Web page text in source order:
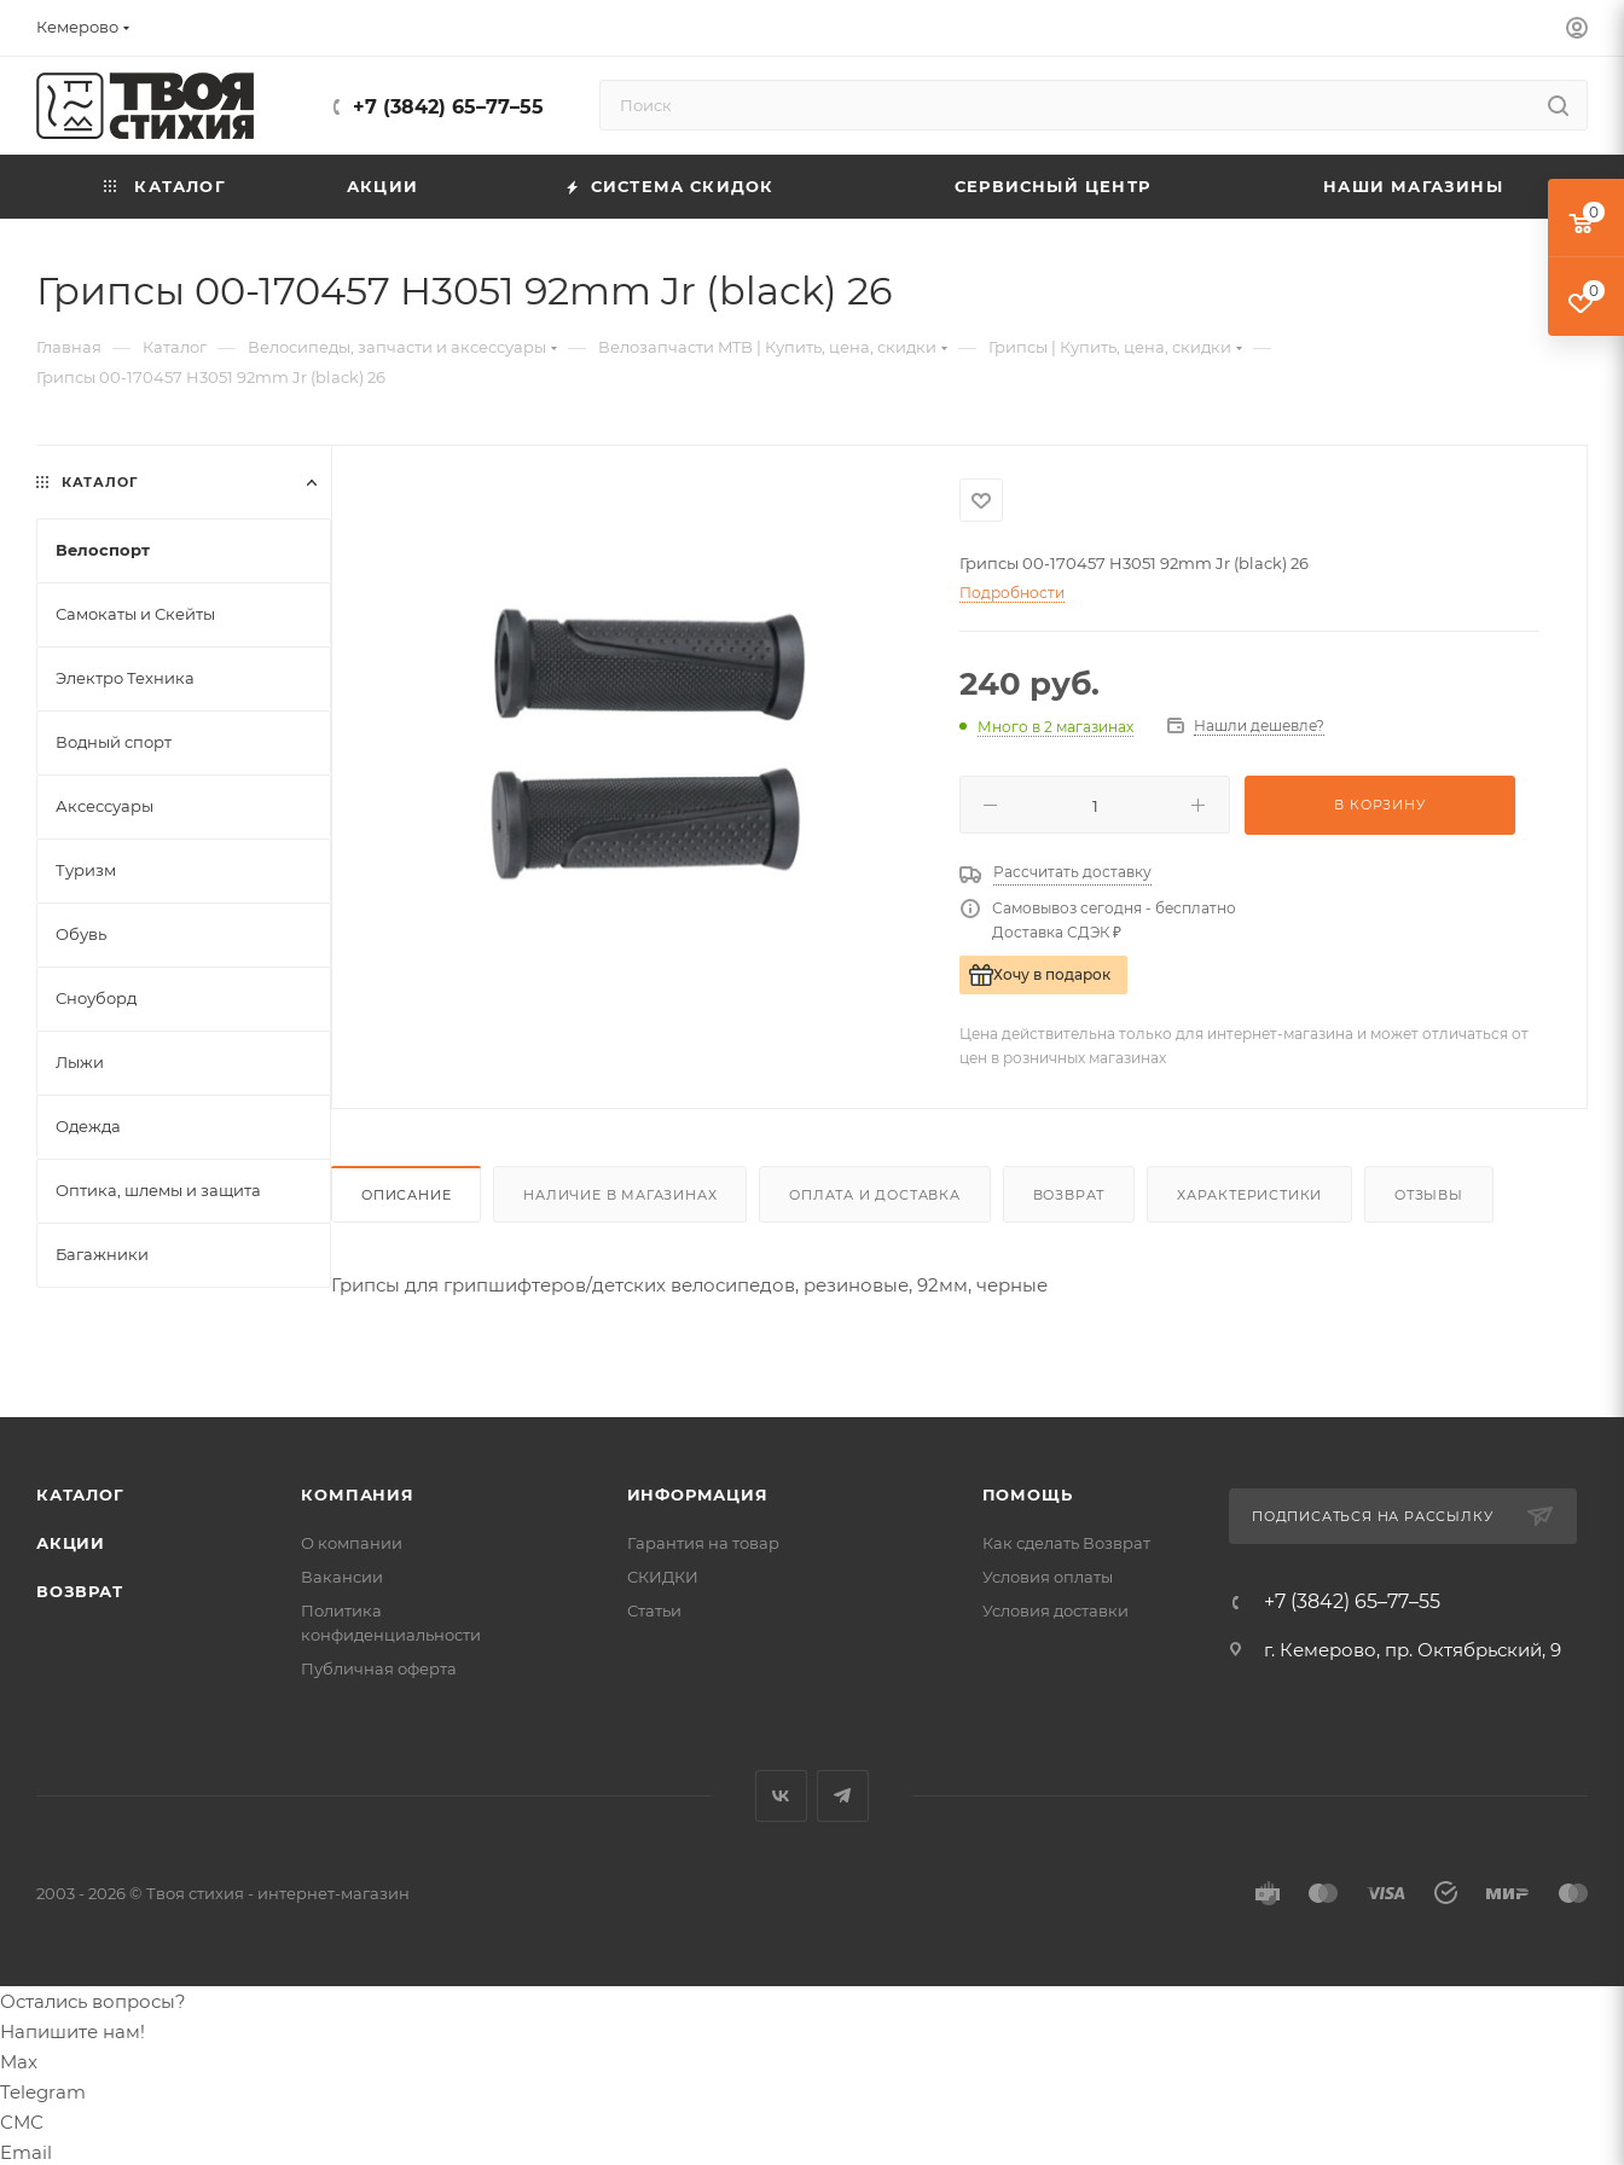
Кемерово
+7 (3842) 65–77–55
КАТАЛОГ АКЦИИ СИСТЕМА СКИДОК СЕРВИСНЫЙ ЦЕНТР НАШИ МАГАЗИНЫ
Грипсы 00-170457 H3051 92mm Jr (black) 26
Главная — Каталог — Велосипеды, запчасти и аксессуары — Велозапчасти MTB | Купить, цена, скидки — Грипсы | Купить, цена, скидки —
Грипсы 00-170457 H3051 92mm Jr (black) 26
Грипсы 00-170457 H3051 92mm Jr (black) 26
Подробности
240 руб.
Много в 2 магазинах Нашли дешевле?
В КОРЗИНУ
Рассчитать доставку
Самовывоз сегодня - бесплатно
Доставка СДЭК ₽
Хочу в подарок
Цена действительна только для интернет-магазина и может отличаться от
цен в розничных магазинах
ОПИСАНИЕ НАЛИЧИЕ В МАГАЗИНАХ ОПЛАТА И ДОСТАВКА ВОЗВРАТ ХАРАКТЕРИСТИКИ ОТЗЫВЫ
Грипсы для грипшифтеров/детских велосипедов, резиновые, 92мм, черные
КАТАЛОГ
Велоспорт
Самокаты и Скейты
Электро Техника
Водный спорт
Аксессуары
Туризм
Обувь
Сноуборд
Лыжи
Одежда
Оптика, шлемы и защита
Багажники
КАТАЛОГ
АКЦИИ
ВОЗВРАТ
КОМПАНИЯ
О компании
Вакансии
Политика
конфиденциальности
Публичная оферта
ИНФОРМАЦИЯ
Гарантия на товар
СКИДКИ
Статьи
ПОМОЩЬ
Как сделать Возврат
Условия оплаты
Условия доставки
ПОДПИСАТЬСЯ НА РАССЫЛКУ
+7 (3842) 65–77–55
г. Кемерово, пр. Октябрьский, 9
2003 - 2026 © Твоя стихия - интернет-магазин
0
0
Остались вопросы?
Напишите нам!
Max
Telegram
СМС
Email